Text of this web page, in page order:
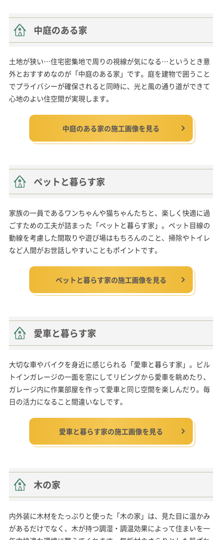
中庭のある家
土地が狭い…住宅密集地で周りの視線が気になる…というとき意
外とおすすめなのが「中庭のある家」です。庭を建物で囲うこと
でプライバシーが確保されると同時に、光と風の通り道ができて
心地のよい住空間が実現します。
中庭のある家の施工画像を見る
ペットと暮らす家
家族の一員であるワンちゃんや猫ちゃんたちと、楽しく快適に過
ごすための工夫が詰まった「ペットと暮らす家」。ペット目線の
動線を考慮した間取りや遊び場はもちろんのこと、掃除やトイレ
など人間がお世話しやすいこともポイントです。
ペットと暮らす家の施工画像を見る
愛車と暮らす家
大切な車やバイクを身近に感じられる「愛車と暮らす家」。ビル
トインガレージの一面を窓にしてリビングから愛車を眺めたり、
ガレージ内に作業部屋を作って愛車と同じ空間を楽しんだり。毎
日の活力になること間違いなしです。
愛車と暮らす家の施工画像を見る
木の家
内外装に木材をたっぷりと使った「木の家」は、見た目に温かみ
があるだけでなく、木が持つ調湿・調温効果によって住まいを一